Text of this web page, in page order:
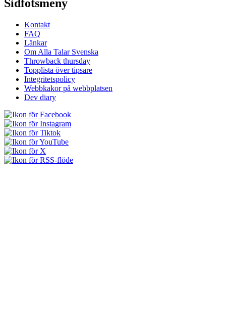
Sidfotsmeny
Kontakt
FAQ
Länkar
Om Alla Talar Svenska
Throwback thursday
Topplista över tipsare
Integritetspolicy
Webbkakor på webbplatsen
Dev diary